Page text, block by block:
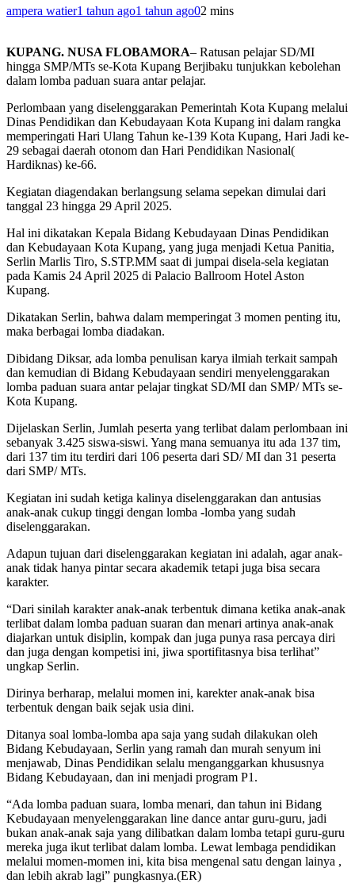
ampera watier1 tahun ago1 tahun ago02 mins
KUPANG. NUSA FLOBAMORA– Ratusan pelajar SD/MI
hingga SMP/MTs se-Kota Kupang Berjibaku tunjukkan kebolehan
dalam lomba paduan suara antar pelajar.
Perlombaan yang diselenggarakan Pemerintah Kota Kupang melalui
Dinas Pendidikan dan Kebudayaan Kota Kupang ini dalam rangka
memperingati Hari Ulang Tahun ke-139 Kota Kupang, Hari Jadi ke-
29 sebagai daerah otonom dan Hari Pendidikan Nasional(
Hardiknas) ke-66.
Kegiatan diagendakan berlangsung selama sepekan dimulai dari
tanggal 23 hingga 29 April 2025.
Hal ini dikatakan Kepala Bidang Kebudayaan Dinas Pendidikan
dan Kebudayaan Kota Kupang, yang juga menjadi Ketua Panitia,
Serlin Marlis Tiro, S.STP.MM saat di jumpai disela-sela kegiatan
pada Kamis 24 April 2025 di Palacio Ballroom Hotel Aston
Kupang.
Dikatakan Serlin, bahwa dalam memperingat 3 momen penting itu,
maka berbagai lomba diadakan.
Dibidang Diksar, ada lomba penulisan karya ilmiah terkait sampah
dan kemudian di Bidang Kebudayaan sendiri menyelenggarakan
lomba paduan suara antar pelajar tingkat SD/MI dan SMP/ MTs se-
Kota Kupang.
Dijelaskan Serlin, Jumlah peserta yang terlibat dalam perlombaan ini
sebanyak 3.425 siswa-siswi. Yang mana semuanya itu ada 137 tim,
dari 137 tim itu terdiri dari 106 peserta dari SD/ MI dan 31 peserta
dari SMP/ MTs.
Kegiatan ini sudah ketiga kalinya diselenggarakan dan antusias
anak-anak cukup tinggi dengan lomba -lomba yang sudah
diselenggarakan.
Adapun tujuan dari diselenggarakan kegiatan ini adalah, agar anak-
anak tidak hanya pintar secara akademik tetapi juga bisa secara
karakter.
“Dari sinilah karakter anak-anak terbentuk dimana ketika anak-anak
terlibat dalam lomba paduan suaran dan menari artinya anak-anak
diajarkan untuk disiplin, kompak dan juga punya rasa percaya diri
dan juga dengan kompetisi ini, jiwa sportifitasnya bisa terlihat”
ungkap Serlin.
Dirinya berharap, melalui momen ini, karekter anak-anak bisa
terbentuk dengan baik sejak usia dini.
Ditanya soal lomba-lomba apa saja yang sudah dilakukan oleh
Bidang Kebudayaan, Serlin yang ramah dan murah senyum ini
menjawab, Dinas Pendidikan selalu menganggarkan khususnya
Bidang Kebudayaan, dan ini menjadi program P1.
“Ada lomba paduan suara, lomba menari, dan tahun ini Bidang
Kebudayaan menyelenggarakan line dance antar guru-guru, jadi
bukan anak-anak saja yang dilibatkan dalam lomba tetapi guru-guru
mereka juga ikut terlibat dalam lomba. Lewat lembaga pendidikan
melalui momen-momen ini, kita bisa mengenal satu dengan lainya ,
dan lebih akrab lagi” pungkasnya.(ER)